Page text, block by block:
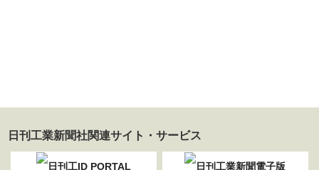
日刊工業新聞社関連サイト・サービス